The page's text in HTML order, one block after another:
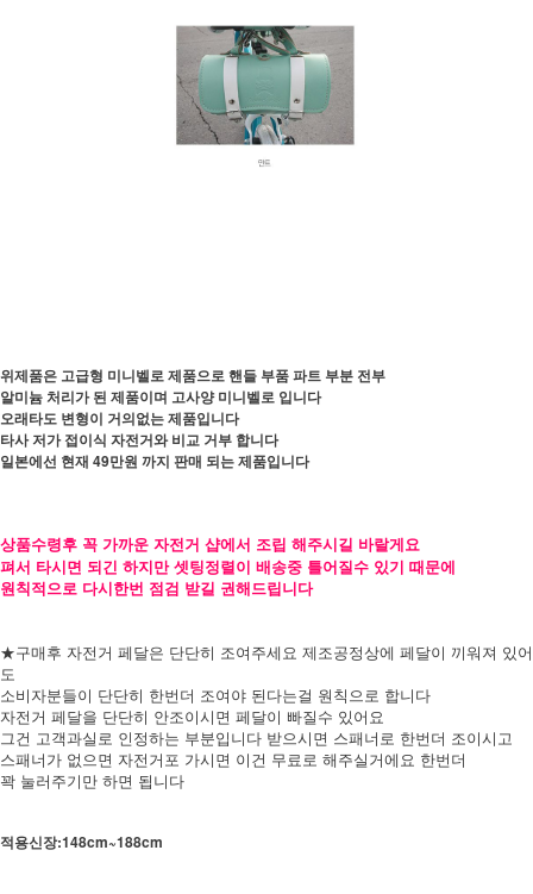
위제품은 고급형 미니벨로 제품으로 핸들 부품 파트 부분 전부
알미늄 처리가 된 제품이며 고사양 미니벨로 입니다
오래타도 변형이 거의없는 제품입니다
타사 저가 접이식 자전거와 비교 거부 합니다
일본에선 현재 49만원 까지 판매 되는 제품입니다
상품수령후 꼭 가까운 자전거 샵에서 조립 해주시길 바랄게요
펴서 타시면 되긴 하지만 셋팅정렬이 배송중 틀어질수 있기 때문에
원칙적으로 다시한번 점검 받길 권해드립니다
★구매후 자전거 페달은 단단히 조여주세요 제조공정상에 페달이 끼워져 있어
도
소비자분들이 단단히 한번더 조여야 된다는걸 원칙으로 합니다
자전거 페달을 단단히 안조이시면 페달이 빠질수 있어요
그건 고객과실로 인정하는 부분입니다 받으시면 스패너로 한번더 조이시고
스패너가 없으면 자전거포 가시면 이건 무료로 해주실거에요 한번더
꽉 눌러주기만 하면 됩니다
적용신장:148cm~188cm